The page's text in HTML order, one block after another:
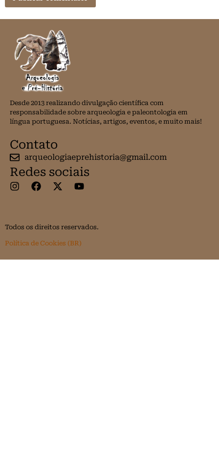
Desde 2013 realizando divulgação científica com
responsabilidade sobre arqueologia e paleontologia em
língua portuguesa. Notícias, artigos, eventos, e muito mais!
Contato
arqueologiaeprehistoria@gmail.com
Redes sociais
Todos os direitos reservados.
Política de Cookies (BR)